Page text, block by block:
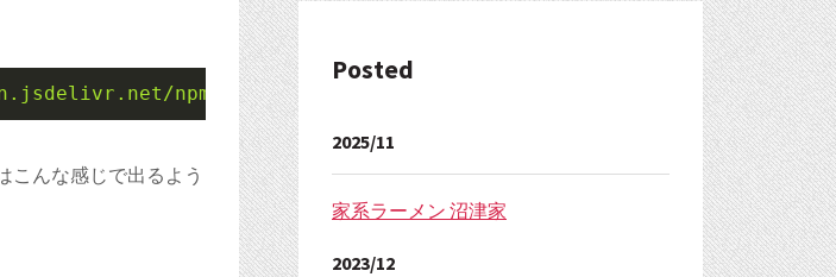
npm/mathjax@3/es5/tex-chtml-full.js" script>
こんな感じで出るよう
Posted
2025/11
家系ラーメン 沼津家
2023/12